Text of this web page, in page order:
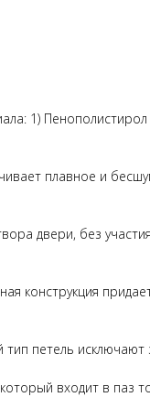
1)
плавное и
двери, без
конструкция
петель исключают
входит в паз